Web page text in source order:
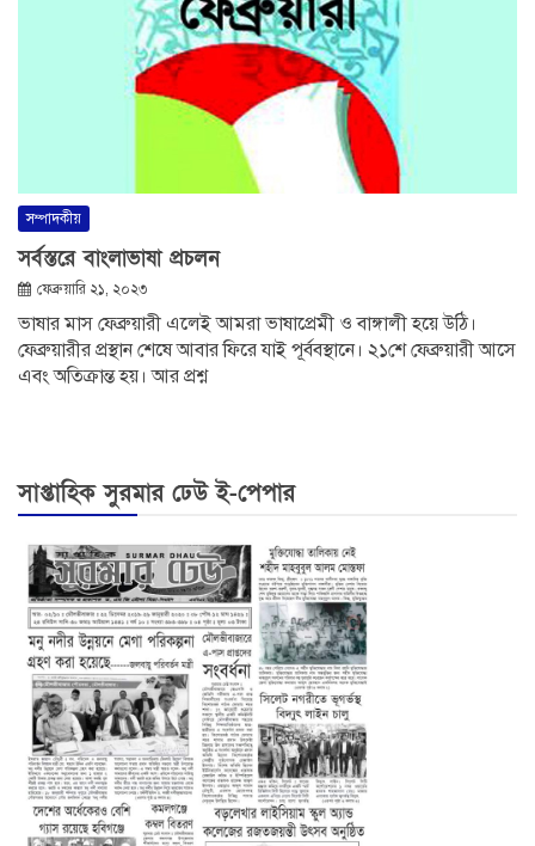
সম্পাদকীয়
সর্বস্তরে বাংলাভাষা প্রচলন
ফেব্রুয়ারি ২১, ২০২৩
ভাষার মাস ফেব্রুয়ারী এলেই আমরা ভাষাপ্রেমী ও বাঙ্গালী হয়ে উঠি।
ফেব্রুয়ারীর প্রস্থান শেষে আবার ফিরে যাই পূর্ববস্থানে। ২১শে ফেব্রুয়ারী আসে
এবং অতিক্রান্ত হয়। আর প্রশ্ন
সাপ্তাহিক সুরমার ঢেউ ই-পেপার